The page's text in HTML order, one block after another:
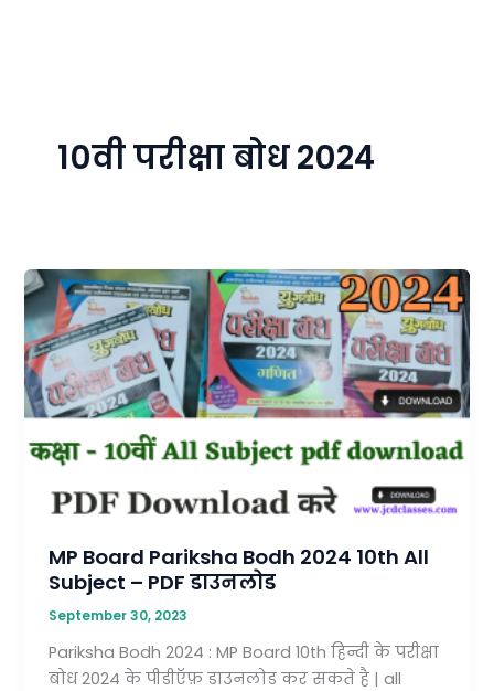
10वी परीक्षा बोध 2024
MP Board Pariksha Bodh 2024 10th All
Subject – PDF डाउनलोड
September 30, 2023
Pariksha Bodh 2024 : MP Board 10th हिन्दी के परीक्षा
बोध 2024 के पीडीऍफ़ डाउनलोड कर सकते है | all
MP
Board
Pariksha
Bodh
2024
10th
All
Subject
–
PDF
डाउनलोड